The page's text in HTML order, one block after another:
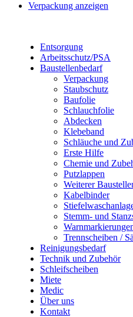
Verpackung anzeigen
Entsorgung
Arbeitsschutz/PSA
Baustellenbedarf
Verpackung
Staubschutz
Baufolie
Schlauchfolie
Abdecken
Klebeband
Schläuche und
Erste Hilfe
Chemie und
Putzlappen
Weiterer
Kabelbinder
Stemm- und
Trennscheiben /
Reinigungsbedarf
Technik und Zubehör
Schleifscheiben
Miete
Medic
Über uns
Kontakt